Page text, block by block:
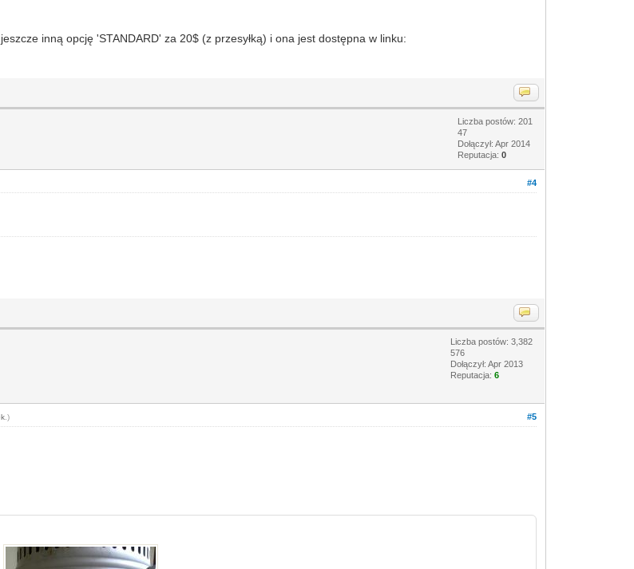
inną opcję 'STANDARD' za 20$ (z przesyłką) i ona jest dostępna w linku:
Liczba postów: 201
47
Dołączył: Apr 2014
Reputacja:0
#4
Liczba postów: 3,382
576
Dołączył: Apr 2013
Reputacja:6
#5
.)